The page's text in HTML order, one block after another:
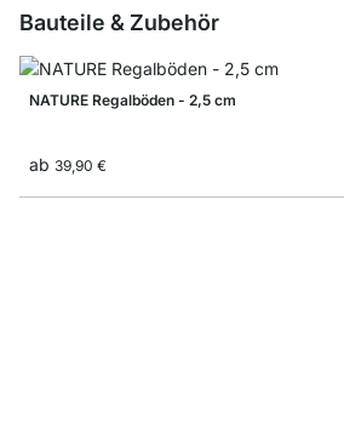
Bauteile & Zubehör
NATURE Regalböden - 2,5 cm
ab 39,90 €